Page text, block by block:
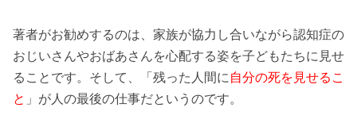
著者がお勧めするのは、家族が協力し合いながら認知症の
おじいさんやおばあさんを心配する姿を子どもたちに見せ
ることです。そして、「残った人間に 自分の死を見せるこ
と 」が人の最後の仕事だというのです。